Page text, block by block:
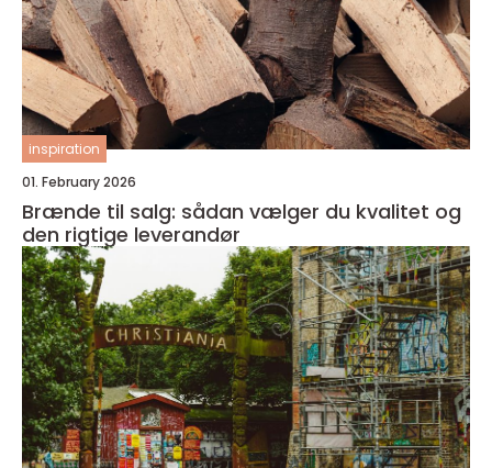
inspiration
01. February 2026
Brænde til salg: sådan vælger du kvalitet og
den rigtige leverandør